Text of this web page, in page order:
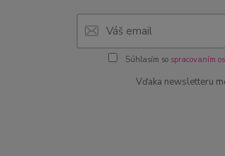
Súhlasím so spracovaním
Vďaka newsletteru